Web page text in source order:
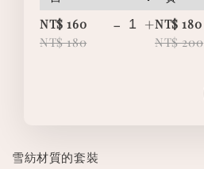
NT$ 160
NT$ 180
- +NT$ 180
NT$ 200
雪紡材質的套裝